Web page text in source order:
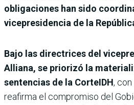
obligaciones han sido
vicepresidencia de la
Bajo las directrices del
Alliana, se priorizó la
sentencias de la CorteIDH,
reafirma el compromiso del